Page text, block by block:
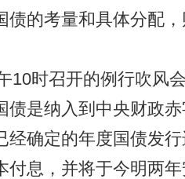
的考量和具体分配，
时召开的例行吹风
债是纳入到中央财政
经确定的年度国债发
付息，并将于今明两